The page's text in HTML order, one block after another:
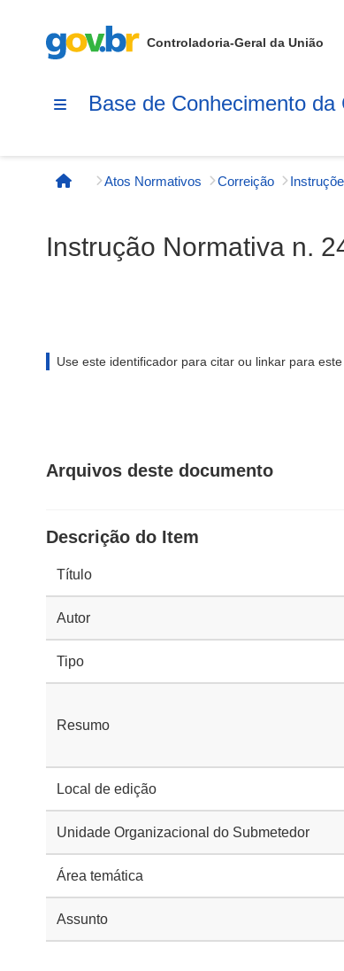
Controladoria-Geral da União
Base de Conhecimento da
Página inicial
Atos Normativos Correição
Instrução Normativa n.
Use este identificador para citar ou linkar para
Arquivos deste documento
Descrição do Item
Título
Autor
Tipo
Resumo
Local de edição
Unidade Organizacional do Submetedor
Área temática
Assunto